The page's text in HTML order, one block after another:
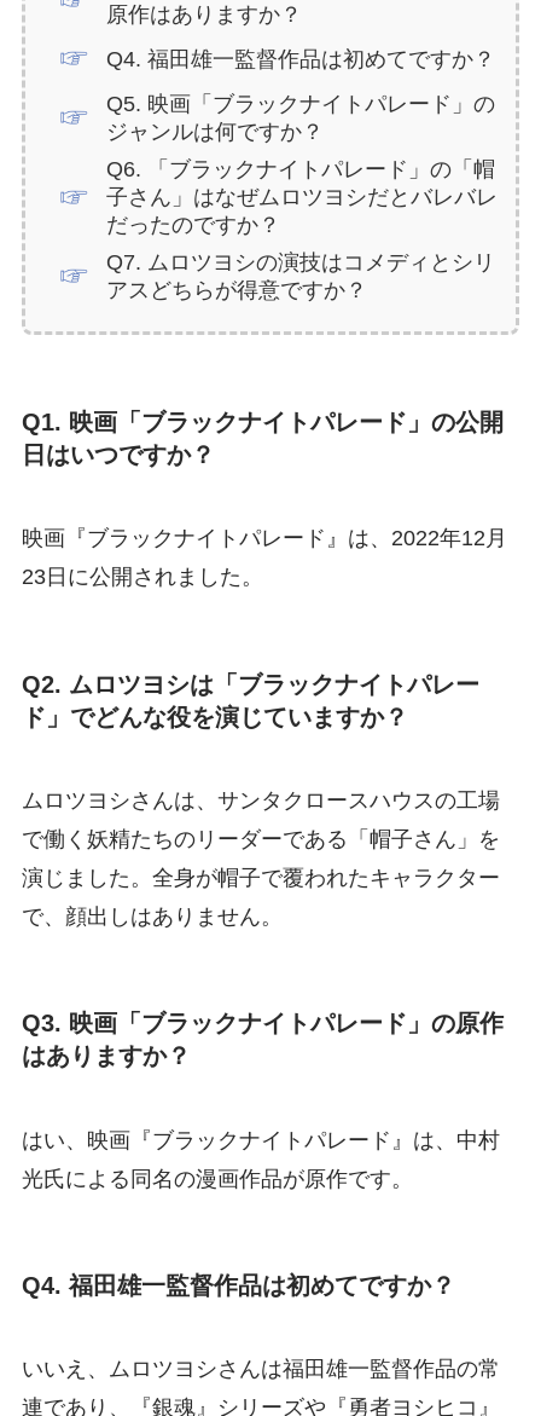
原作はありますか？
Q4. 福田雄一監督作品は初めてですか？
Q5. 映画「ブラックナイトパレード」の
ジャンルは何ですか？
Q6. 「ブラックナイトパレード」の「帽
子さん」はなぜムロツヨシだとバレバレ
だったのですか？
Q7. ムロツヨシの演技はコメディとシリ
アスどちらが得意ですか？
Q1. 映画「ブラックナイトパレード」の公開
日はいつですか？
映画『ブラックナイトパレード』は、2022年12月
23日に公開されました。
Q2. ムロツヨシは「ブラックナイトパレー
ド」でどんな役を演じていますか？
ムロツヨシさんは、サンタクロースハウスの工場
で働く妖精たちのリーダーである「帽子さん」を
演じました。全身が帽子で覆われたキャラクター
で、顔出しはありません。
Q3. 映画「ブラックナイトパレード」の原作
はありますか？
はい、映画『ブラックナイトパレード』は、中村
光氏による同名の漫画作品が原作です。
Q4. 福田雄一監督作品は初めてですか？
いいえ、ムロツヨシさんは福田雄一監督作品の常
連であり、『銀魂』シリーズや『勇者ヨシヒコ』